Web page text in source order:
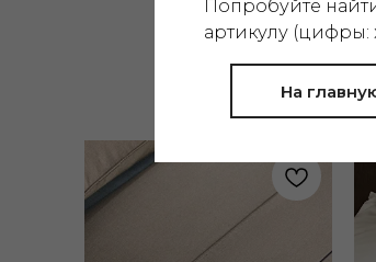
Попробуйте
артикулу (цифры:
На